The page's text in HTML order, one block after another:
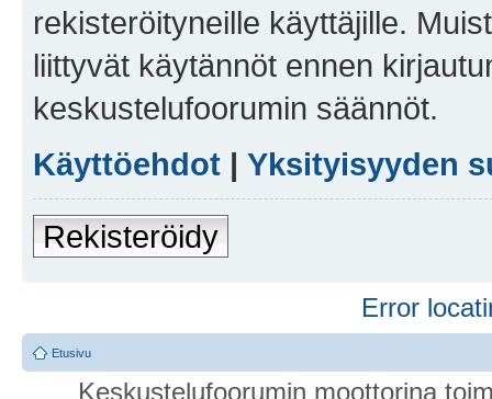
rekisteröityneille käyttäjille.
liittyvät käytännöt ennen
keskustelufoorumin säännöt.
Käyttöehdot | Yksityisyyden
Rekisteröidy
Error
Etusivu
Keskustelufoorumin moottorina